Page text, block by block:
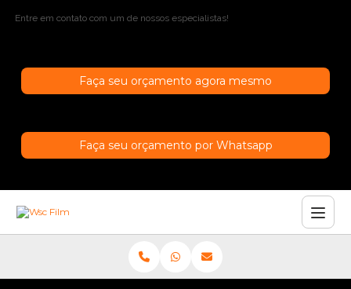
Entre em contato com um de nossos especialistas!
Faça seu orçamento agora mesmo
Faça seu orçamento por Whatsapp